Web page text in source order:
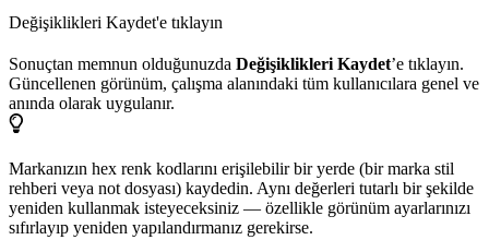
Değişiklikleri Kaydet'e tıklayın
Sonuçtan memnun olduğunuzda Değişiklikleri Kaydet’e tıklayın.
Güncellenen görünüm, çalışma alanındaki tüm kullanıcılara genel ve
anında olarak uygulanır.
Markanızın hex renk kodlarını erişilebilir bir yerde (bir marka stil
rehberi veya not dosyası) kaydedin. Aynı değerleri tutarlı bir şekilde
yeniden kullanmak isteyeceksiniz — özellikle görünüm ayarlarınızı
sıfırlayıp yeniden yapılandırmanız gerekirse.